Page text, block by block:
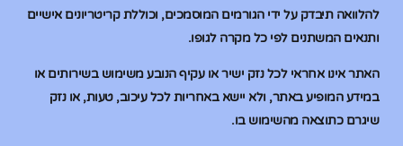
להלוואה תיבדק על ידי הגורמים המוסמכים, וכוללת קריטריונים אישיים
ותנאים המשתנים לפי כל מקרה לגופו.
האתר אינו אחראי לכל נזק ישיר או עקיף הנובע משימוש בשירותים או
במידע המופיע באתר, ולא יישא באחריות לכל עיכוב, טעות, או נזק
שיגרם כתוצאה מהשימוש בו.